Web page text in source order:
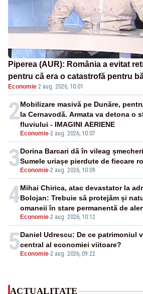
Piperea (AUR): România a evitat
pentru că era o catastrofă pentru
pensii
Economie·2 aug. 2026, 10:01
2
Economie-2 aug. 2026, 10:07
Mobilizare masivă pe Dunăre,
la Cernavodă. Armata va detona o
fluviului - IMAGINI AERIENE
3 Economie-2 aug. 2026, 10:09
Dorina Barcari dă în vileag
Sumele uriașe pierdute de fiecare
4
Economie-2 aug. 2026, 10:12
Mihai Chirica, atac devastator la
Bolojan: Trebuie să protejăm și
omaneii în stare permanentă de
5 Economie-2 aug. 2026, 09:22
Daniel Udrescu: De ce patrimoniul
central al economiei viitoare?
ACTUALITATE